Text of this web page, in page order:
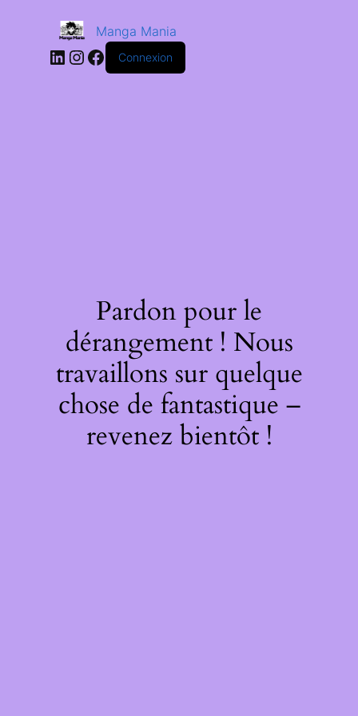
Manga Mania
Connexion
Pardon pour le
dérangement ! Nous
travaillons sur quelque
chose de fantastique –
revenez bientôt !